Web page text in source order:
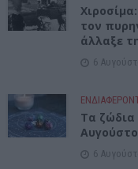
τον
άλλαξε
6
Tα
6